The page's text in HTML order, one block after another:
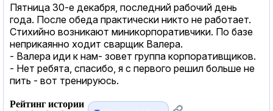
Пятница 30-е декабря, последний рабочий день
года. После обеда практически никто не работает.
Стихийно возникают миникорпоративчики. По базе
неприкаянно ходит сварщик Валера.
- Валера иди к нам- зовет группа корпоративщиков.
- Нет ребята, спасибо, я с первого решил больше не
пить - вот тренируюсь.
Рейтинг истории